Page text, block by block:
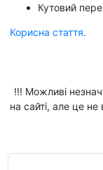
Кутовий
Корисна стаття.
!!! Можливі
на сайті, але це не